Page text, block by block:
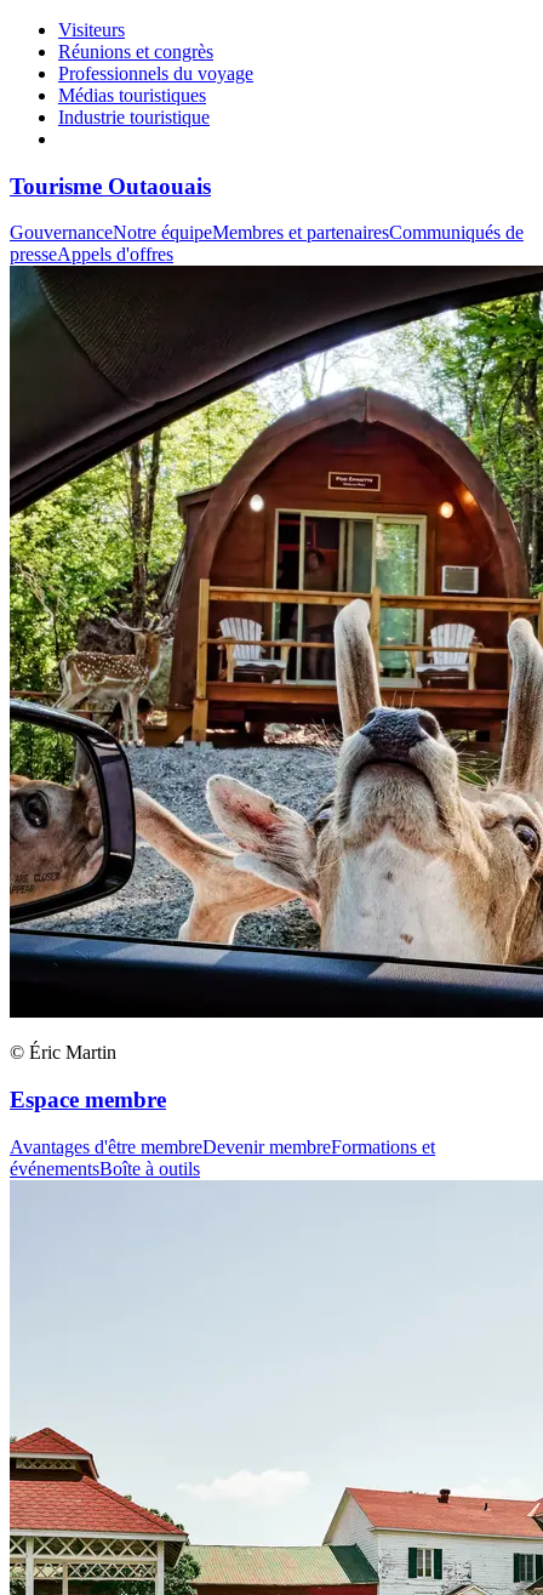
Visiteurs
Réunions et congrès
Professionnels du voyage
Médias touristiques
Industrie touristique
Tourisme Outaouais
GouvernanceNotre équipeMembres et partenairesCommuniqués de
presseAppels d'offres
© Éric Martin
Espace membre
Avantages d'être membreDevenir membreFormations et
événementsBoîte à outils